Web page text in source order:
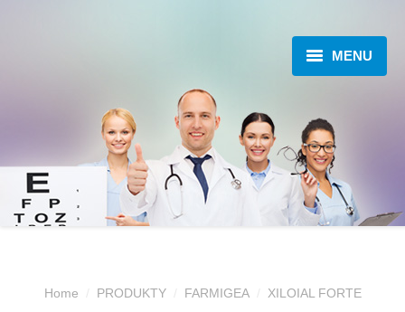
MENU
O NÁS
OFTALMOLOGIE
PRODUKTY
KATALOGY
Home PRODUKTY FARMIGEA XILOIAL FORTE